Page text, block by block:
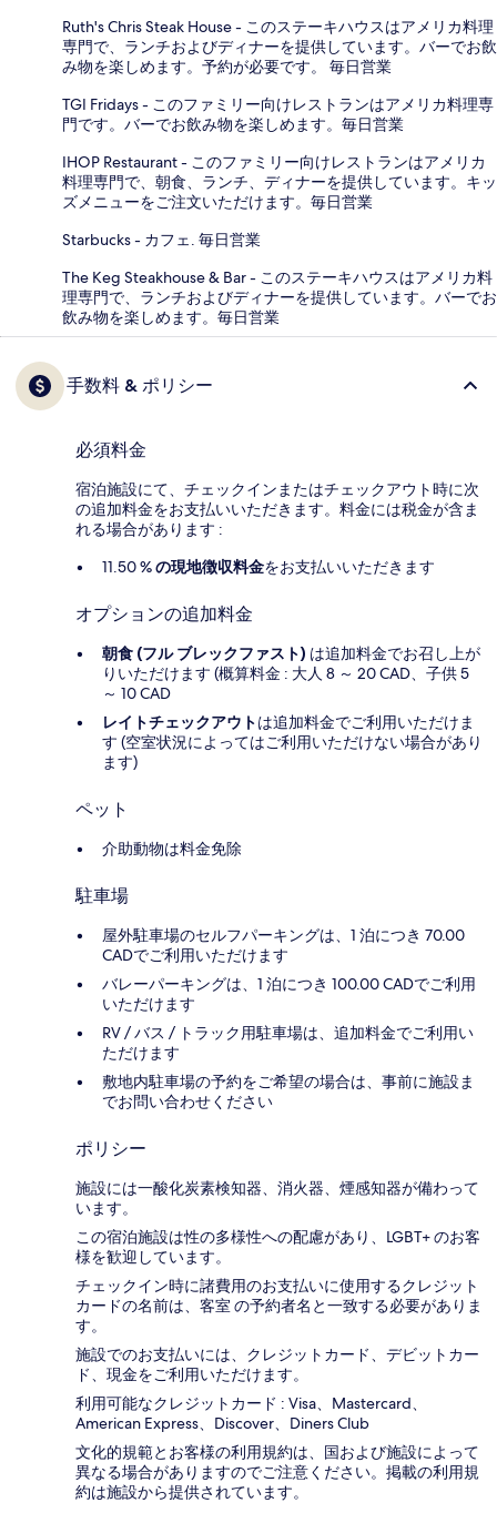
Ruth's Chris Steak House - このステーキハウスはアメリカ料理
専門で、ランチおよびディナーを提供しています。バーでお飲
み物を楽しめます。予約が必要です。 毎日営業
TGI Fridays - このファミリー向けレストランはアメリカ料理専
門です。バーでお飲み物を楽しめます。毎日営業
IHOP Restaurant - このファミリー向けレストランはアメリカ
料理専門で、朝食、ランチ、ディナーを提供しています。キッ
ズメニューをご注文いただけます。毎日営業
Starbucks - カフェ. 毎日営業
The Keg Steakhouse & Bar - このステーキハウスはアメリカ料
理専門で、ランチおよびディナーを提供しています。バーでお
飲み物を楽しめます。毎日営業
手数料 & ポリシー
必須料金
宿泊施設にて、チェックインまたはチェックアウト時に次
の追加料金をお支払いいただきます。料金には税金が含ま
れる場合があります :
11.50 %の現地徴収料金をお支払いいただきます
オプションの追加料金
朝食 (フル ブレックファスト) は追加料金でお召し上が
りいただけます (概算料金 : 大人 8 ～ 20 CAD、子供 5
～ 10 CAD
レイトチェックアウトは追加料金でご利用いただけま
す (空室状況によってはご利用いただけない場合があり
ます)
ペット
介助動物は料金免除
駐車場
屋外駐車場のセルフパーキングは、1 泊につき 70.00
CADでご利用いただけます
バレーパーキングは、1 泊につき 100.00 CADでご利用
いただけます
RV / バス / トラック用駐車場は、追加料金でご利用い
ただけます
敷地内駐車場の予約をご希望の場合は、事前に施設ま
でお問い合わせください
ポリシー
施設には一酸化炭素検知器、消火器、煙感知器が備わって
います。
この宿泊施設は性の多様性への配慮があり、LGBT+ のお客
様を歓迎しています。
チェックイン時に諸費用のお支払いに使用するクレジット
カードの名前は、客室 の予約者名と一致する必要がありま
す。
施設でのお支払いには、クレジットカード、デビットカー
ド、現金をご利用いただけます。
利用可能なクレジットカード : Visa、Mastercard、
American Express、Discover、Diners Club
文化的規範とお客様の利用規約は、国および施設によって
異なる場合がありますのでご注意ください。掲載の利用規
約は施設から提供されています。